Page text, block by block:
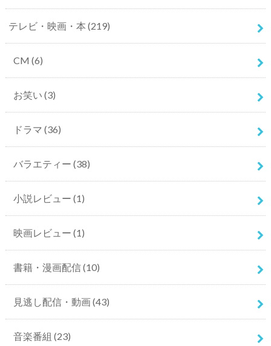
テレビ・映画・本 (219)
CM (6)
お笑い (3)
ドラマ (36)
バラエティー (38)
小説レビュー (1)
映画レビュー (1)
書籍・漫画配信(10)
見逃し配信・動画(43)
音楽番組 (23)